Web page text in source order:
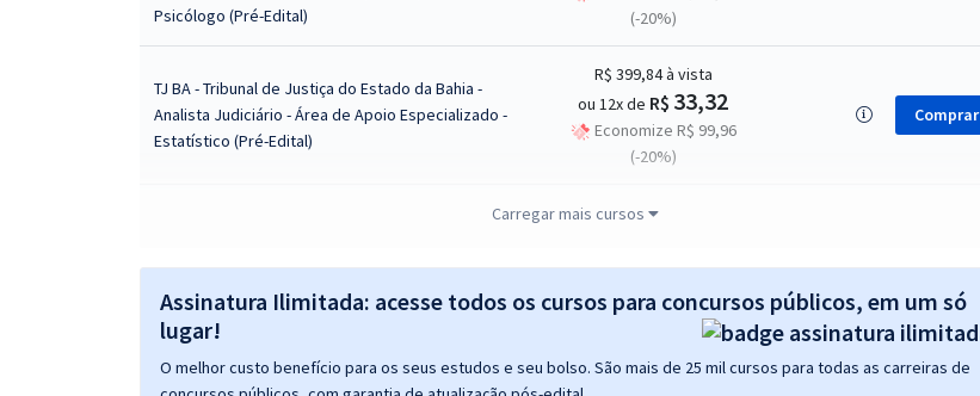
Psicólogo (Pré-Edital)
(-20%)
TJ BA - Tribunal de Justiça do Estado da Bahia -
Analista Judiciário - Área de Apoio Especializado -
Estatístico (Pré-Edital)
R$ 399,84à vista
ou 12x de R$ 33,32
Economize R$ 99,96
(-20%)
Comprar
Analista Judiciário - Área de Apoio Especializado -
Estatístico (Pré-Edital)
R$ 343,12
Economize R$ 85,78
(-20%)
TJ BA - Tribunal de Justiça do Estado da Bahia -
Técnico Judiciário – Escrevente de Cartório (Pré-
ou 12x de R$36,39
Carregar mais cursos
Assinatura Ilimitada: acesse todos os cursos para concursos públicos, em um só
lugar!
O melhor custo benefício para os seus estudos e seu bolso. São mais de 25 mil cursos para todas as carreiras de